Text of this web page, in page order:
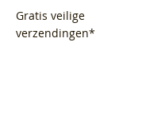
Gratis veilige
verzendingen*